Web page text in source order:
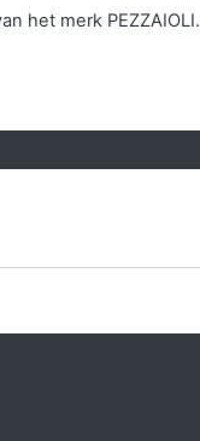
het merk PEZZAIOLI.